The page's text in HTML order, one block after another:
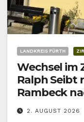
LANDKREIS FÜRTH
Wechsel im
Ralph Seibt
Rambeck
2. AUGUST 2026